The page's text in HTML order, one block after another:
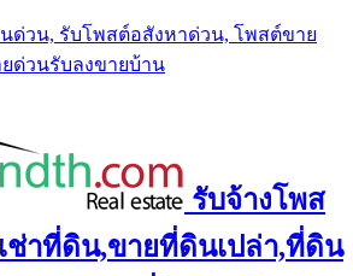
ด่วน, รับโพสต์อสังหาด่วน, โพสต์ขาย
ด่วนรับลงขายบ้าน
รับจ้างโพส
ช่าที่ดิน,ขายที่ดินเปล่า,ที่ดิน